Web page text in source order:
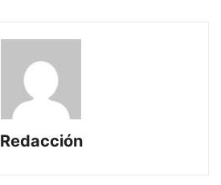
Redacción